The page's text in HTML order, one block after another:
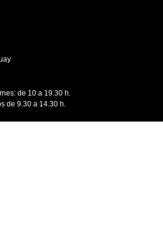
de 10 a 19.30 h.
de 9.30 a 14.30 h.